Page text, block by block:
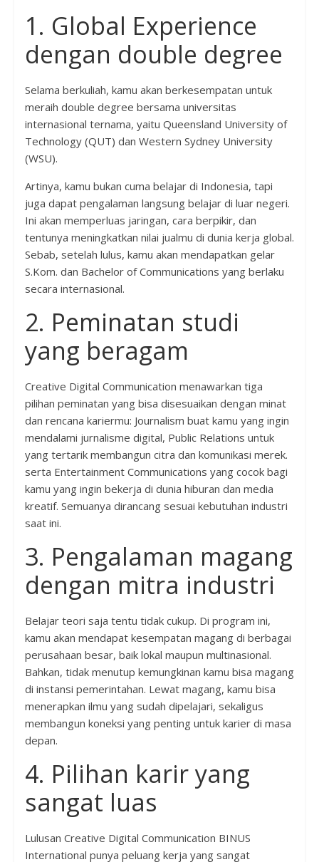
1. Global Experience
dengan double degree
Selama berkuliah, kamu akan berkesempatan untuk
meraih double degree bersama universitas
internasional ternama, yaitu Queensland University of
Technology (QUT) dan Western Sydney University
(WSU).
Artinya, kamu bukan cuma belajar di Indonesia, tapi
juga dapat pengalaman langsung belajar di luar negeri.
Ini akan memperluas jaringan, cara berpikir, dan
tentunya meningkatkan nilai jualmu di dunia kerja global.
Sebab, setelah lulus, kamu akan mendapatkan gelar
S.Kom. dan Bachelor of Communications yang berlaku
secara internasional.
2. Peminatan studi
yang beragam
Creative Digital Communication menawarkan tiga
pilihan peminatan yang bisa disesuaikan dengan minat
dan rencana kariermu: Journalism buat kamu yang ingin
mendalami jurnalisme digital, Public Relations untuk
yang tertarik membangun citra dan komunikasi merek.
serta Entertainment Communications yang cocok bagi
kamu yang ingin bekerja di dunia hiburan dan media
kreatif. Semuanya dirancang sesuai kebutuhan industri
saat ini.
3. Pengalaman magang
dengan mitra industri
Belajar teori saja tentu tidak cukup. Di program ini,
kamu akan mendapat kesempatan magang di berbagai
perusahaan besar, baik lokal maupun multinasional.
Bahkan, tidak menutup kemungkinan kamu bisa magang
di instansi pemerintahan. Lewat magang, kamu bisa
menerapkan ilmu yang sudah dipelajari, sekaligus
membangun koneksi yang penting untuk karier di masa
depan.
4. Pilihan karir yang
sangat luas
Lulusan Creative Digital Communication BINUS
International punya peluang kerja yang sangat